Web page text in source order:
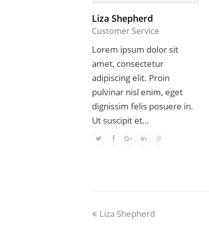
Liza Shepherd
Customer Service
Lorem ipsum dolor sit
amet, consectetur
adipiscing elit. Proin
pulvinar nisl enim, eget
dignissim felis posuere in.
Ut suscipit et…
Liza Shepherd